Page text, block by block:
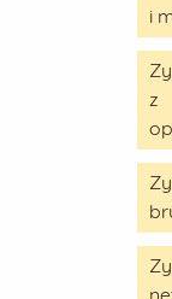
i
z